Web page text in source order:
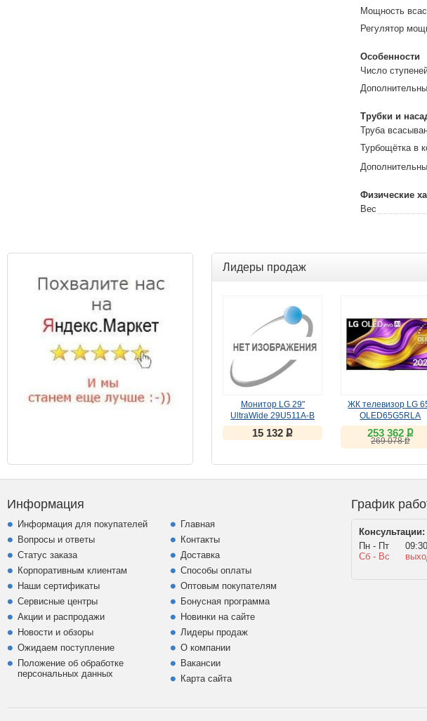
Мощность
Регулятор
Особенности
Число
Трубки и
Труба
Турбощётка в
Физические
Вес
Лидеры продаж
Монитор LG 29"
UltraWide 29U511A-B
(IPS, 100Hz)
15 132ք
ЖК телевизор LG
OLED65G5RLA
253 362 ք
269 078ք
Информация
Информация для покупателей
Вопросы и ответы
Статус заказа
Корпоративным клиентам
Наши сертификаты
Сервисные центры
Акции и распродажи
Новости и обзоры
Ожидаем поступление
Положение об обработке
персональных данных
Главная
Контакты
Доставка
Способы оплаты
Оптовым покупателям
Бонусная программа
Новинки на сайте
Лидеры продаж
О компании
Вакансии
Карта сайта
График
Консультации:
Пн - Пт
Сб - Вс